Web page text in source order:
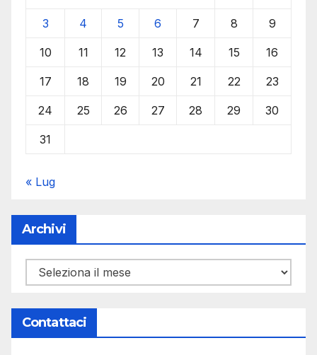
3 4 5 6 7 8 9
10 11 12 13 14 15 16
17 18 19 20 21 22 23
24 25 26 27 28 29 30
31
« Lug
Archivi
Archivi
Contattaci